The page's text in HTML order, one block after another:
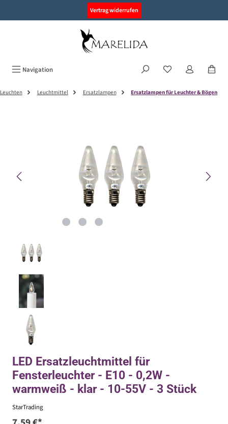
Vertrag widerrufen
Navigation
Leuchten Leuchtmittel Ersatzlampen Ersatzlampen für Leuchter & Bögen
LED Ersatzleuchtmittel für
Fensterleuchter - E10 - 0,2W -
warmweiß - klar - 10-55V - 3 Stück
StarTrading